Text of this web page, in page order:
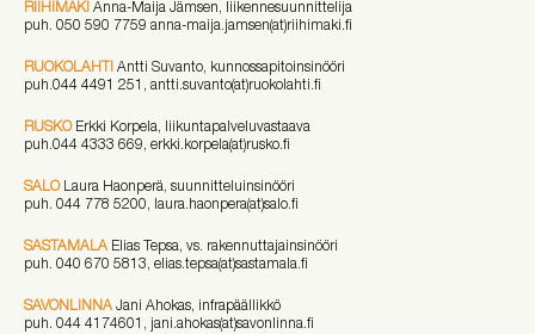
RIIHIMÄKI Anna-Maija Jämsen, liikennesuunnittelija
puh. 050 590 7759 anna-maija.jamsen(at)riihimaki.fi
RUOKOLAHTI Antti Suvanto, kunnossapitoinsinööri
puh.044 4491 251, antti.suvanto(at)ruokolahti.fi
RUSKO Erkki Korpela, liikuntapalveluvastaava
puh.044 4333 669, erkki.korpela(at)rusko.fi
SALO Laura Haonperä, suunnitteluinsinööri
puh. 044 778 5200, laura.haonpera(at)salo.fi
SASTAMALA Elias Tepsa, vs. rakennuttajainsinööri
puh. 040 670 5813, elias.tepsa(at)sastamala.fi
SAVONLINNA Jani Ahokas, infrapäällikkö
puh. 044 4174601, jani.ahokas(at)savonlinna.fi